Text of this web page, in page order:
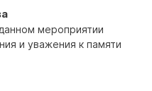
мероприятии
и уважения к памяти